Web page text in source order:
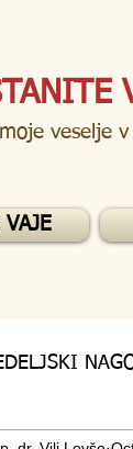
veselje
VAJE